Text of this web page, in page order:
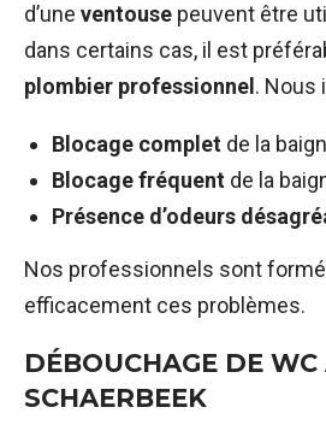
d’une ventouse peuvent être
dans certains cas, il est
plombier professionnel . Nous
Blocage complet de la
Blocage fréquent de la
Présence d’odeurs
Nos professionnels sont
efficacement ces problèmes.
DÉBOUCHAGE DE WC
SCHAERBEEK